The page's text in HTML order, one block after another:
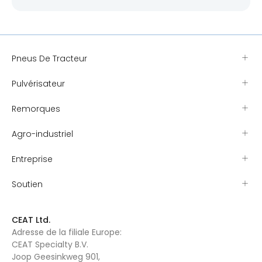
Pneus De Tracteur
Pulvérisateur
Remorques
Agro-industriel
Entreprise
Soutien
CEAT Ltd.
Adresse de la filiale Europe:
CEAT Specialty B.V.
Joop Geesinkweg 901,